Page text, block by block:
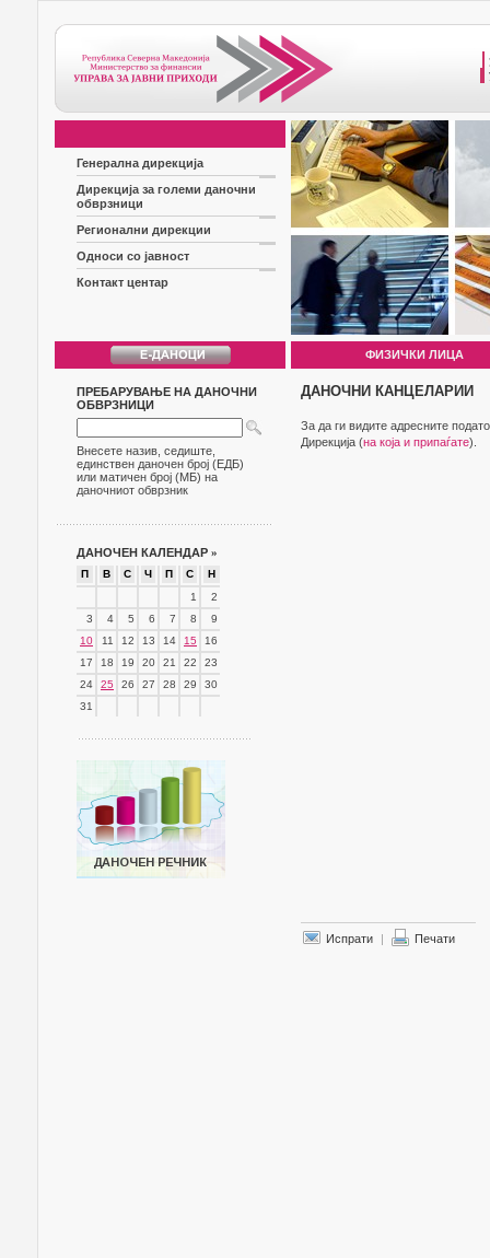
Генерална дирекција
Дирекција за големи даночни
обврзници
Регионални дирекции
Односи со јавност
Контакт центар
ФИЗИЧКИ ЛИЦА
ПРЕБАРУВАЊЕ НА ДАНОЧНИ
ОБВРЗНИЦИ
Внесете назив, седиште,
единствен даночен број (ЕДБ)
или матичен број (МБ) на
даночниот обврзник
ДАНОЧЕН КАЛЕНДАР »
П В С Ч П С
Н
1
2
3
4 5 6 7 8
9
10
11 12 13 14 15
16
17
18 19 20 21 22
23
24
25 26 27 28 29
30
31
ДАНОЧНИ КАНЦЕЛАРИИ
За да ги видите адресните
Дирекција (на која и припаѓате).
Испрати | Печати